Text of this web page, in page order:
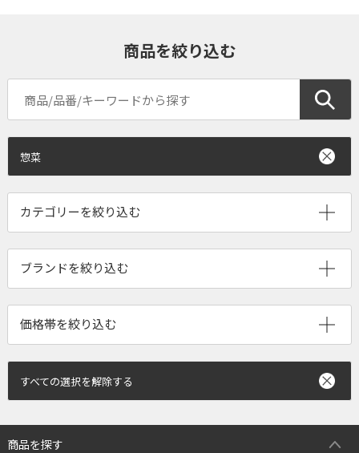
商品を絞り込む
惣菜
ブランドを絞り込む
すべての選択を解除する
商品を探す